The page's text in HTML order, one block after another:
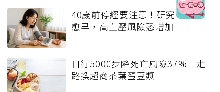
40歲前停經要注意！研究：停經
愈早，高血壓風險恐增加
日行5000步降死亡風險37% 走
路換超商茶葉蛋豆漿